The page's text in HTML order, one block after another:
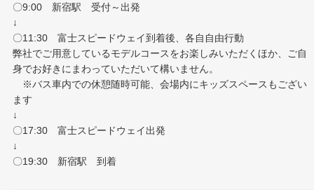
〇9:00 新宿駅 受付～出発
↓
〇11:30 富士スピードウェイ到着後、各自自由行動
弊社でご用意しているモデルコースをお楽しみいただくほか、ご自
身でお好きにまわっていただいて構いません。
※バス車内での休憩随時可能、会場内にキッズスペースもござい
ます
↓
〇17:30 富士スピードウェイ出発
↓
〇19:30 新宿駅 到着